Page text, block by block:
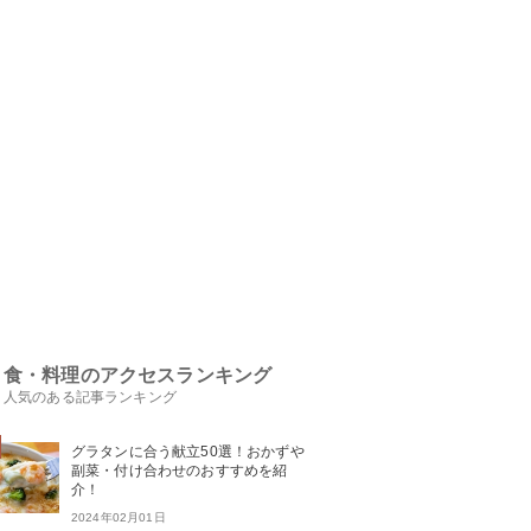
食・料理のアクセスランキング
人気のある記事ランキング
グラタンに合う献立50選！おかずや
副菜・付け合わせのおすすめを紹
介！
2024年02月01日